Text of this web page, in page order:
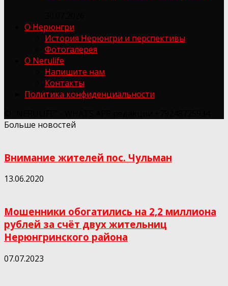
О Нерюнгри
История Нерюнгри и перспективы
Фотогалерея
О Nerulife
Напишите нам
Контакты
Политика конфиденциальности
Больше новостей
Внимание жителей пос. Чульман
13.06.2020
Мошенники обогатились на 2,2 миллиона
рублей за счёт двух жительниц
Нерюнгринского района
07.07.2023